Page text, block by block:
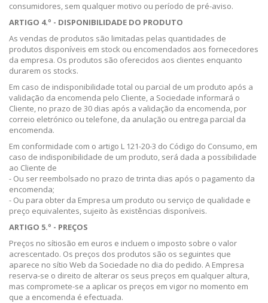
consumidores, sem qualquer motivo ou período de pré-aviso.
ARTIGO 4.º - DISPONIBILIDADE DO PRODUTO
As vendas de produtos são limitadas pelas quantidades de
produtos disponíveis em stock ou encomendados aos fornecedores
da empresa. Os produtos são oferecidos aos clientes enquanto
durarem os stocks.
Em caso de indisponibilidade total ou parcial de um produto após a
validação da encomenda pelo Cliente, a Sociedade informará o
Cliente, no prazo de 30 dias após a validação da encomenda, por
correio eletrónico ou telefone, da anulação ou entrega parcial da
encomenda.
Em conformidade com o artigo L 121-20-3 do Código do Consumo, em
caso de indisponibilidade de um produto, será dada a possibilidade
ao Cliente de
- Ou ser reembolsado no prazo de trinta dias após o pagamento da
encomenda;
- Ou para obter da Empresa um produto ou serviço de qualidade e
preço equivalentes, sujeito às existências disponíveis.
ARTIGO 5.º - PREÇOS
Preços no sítiosão em euros e incluem o imposto sobre o valor
acrescentado. Os preços dos produtos são os seguintes que
aparece no sítio Web da Sociedade no dia do pedido. A Empresa
reserva-se o direito de alterar os seus preços em qualquer altura,
mas compromete-se a aplicar os preços em vigor no momento em
que a encomenda é efectuada.